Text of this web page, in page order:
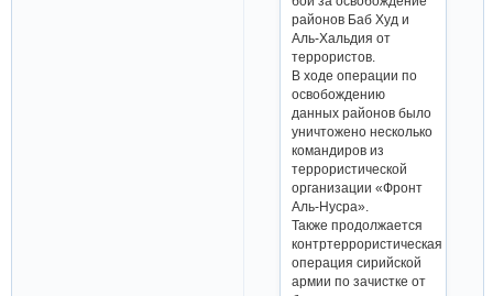
районов Баб Худ и
Аль-Хальдия от
террористов.
В ходе операции по
освобождению
данных районов было
уничтожено несколько
командиров из
террористической
организации «Фронт
Аль-Нусра».
Также продолжается
контртеррористическая
операция сирийской
армии по зачистке от